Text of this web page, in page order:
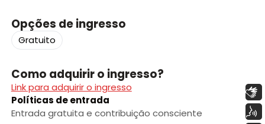
Opções de ingresso
Gratuito
Como adquirir o ingresso?
Link para adquirir o ingresso
Políticas de entrada
Entrada gratuita e contribuição consciente